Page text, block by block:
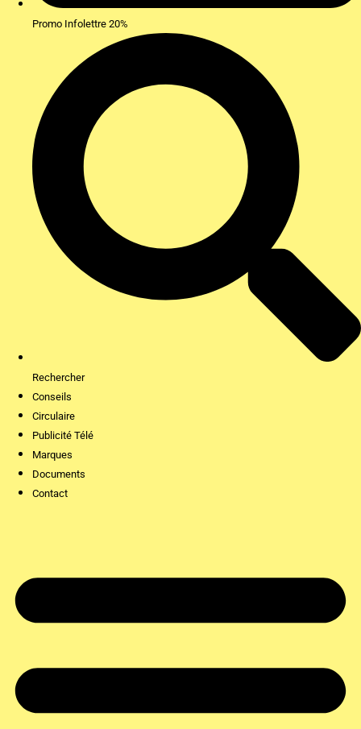
Promo Infolettre 20%
Rechercher
Conseils
Circulaire
Publicité Télé
Marques
Documents
Contact